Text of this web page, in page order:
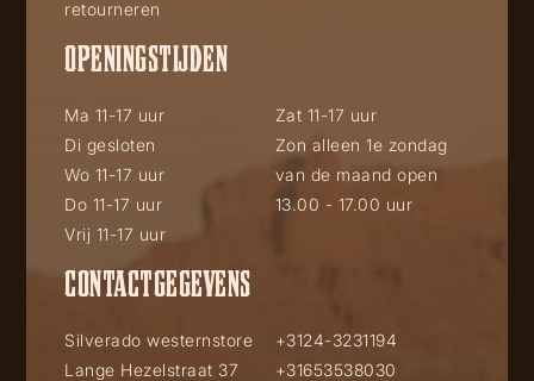
retourneren
OPENINGSTIJDEN
Ma 11-17 uur
Di gesloten
Wo 11-17 uur
Do 11-17 uur
Vrij 11-17 uur
Zat 11-17 uur
Zon alleen 1e zondag
van de maand open
13.00 - 17.00 uur
CONTACTGEGEVENS
Silverado westernstore
Lange Hezelstraat 37
+3124-3231194
+31653538030